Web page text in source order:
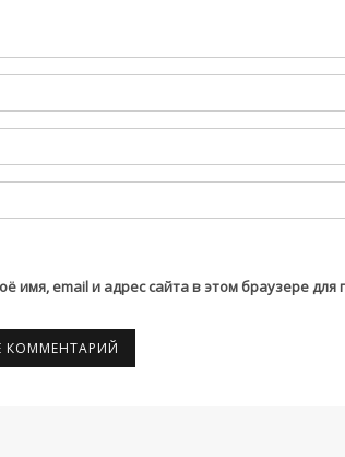
имя, email и адрес сайта в этом браузере